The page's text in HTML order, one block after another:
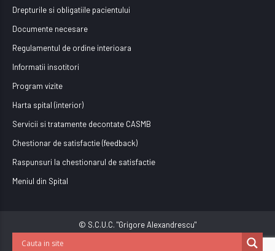
Drepturile si obligatiile pacientului
Documente necesare
Regulamentul de ordine interioara
Informatii insotitori
Program vizite
Harta spital (interior)
Servicii si tratamente decontate CASMB
Chestionar de satisfactie (feedback)
Raspunsuri la chestionarul de satisfactie
Meniul din Spital
© S.C.U.C. "Grigore Alexandrescu"